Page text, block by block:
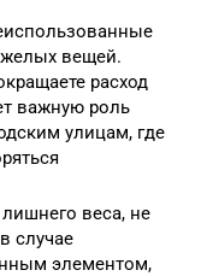
вещей.
расход
важную роль
улицам, где
веса, не
случае
элементом,